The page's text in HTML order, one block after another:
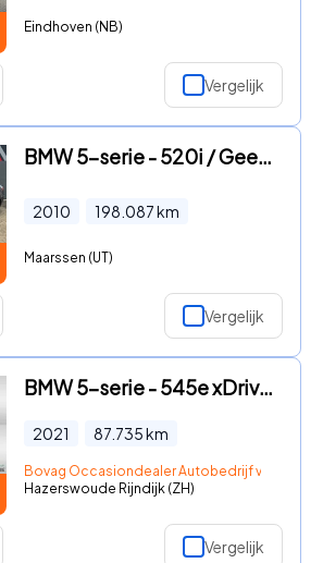
Eindhoven (NB)
Vergelijk
BMW 5-serie - 520i / Geen import / 100% Onderhoud
2010 198.087km
Maarssen (UT)
Vergelijk
BMW 5-serie - 545e xDrive Business Edition Plus 1e-Eig. & Dealer-Onderh. B
2021 87.735km
Bovag Occasiondealer Autobedrijf van Schie
Hazerswoude Rijndijk (ZH)
Vergelijk